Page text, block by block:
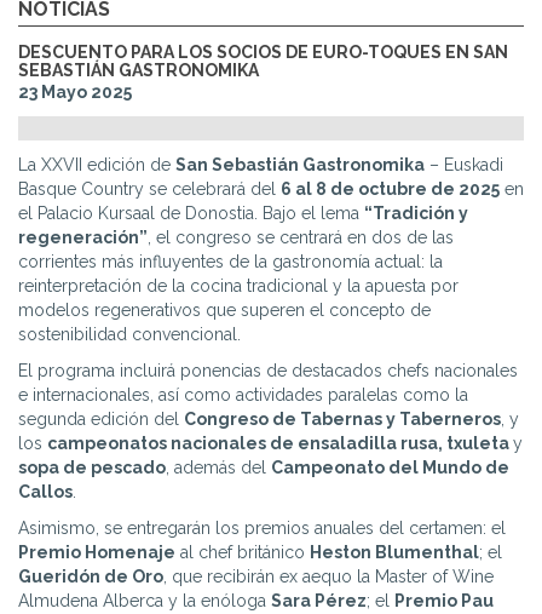
NOTICIAS
DESCUENTO PARA LOS SOCIOS DE EURO-TOQUES EN SAN
SEBASTIÁN GASTRONOMIKA
23 Mayo 2025
La XXVII edición de San Sebastián Gastronomika – Euskadi
Basque Country se celebrará del 6 al 8 de octubre de 2025 en
el Palacio Kursaal de Donostia. Bajo el lema “Tradición y
regeneración”, el congreso se centrará en dos de las
corrientes más influyentes de la gastronomía actual: la
reinterpretación de la cocina tradicional y la apuesta por
modelos regenerativos que superen el concepto de
sostenibilidad convencional.
El programa incluirá ponencias de destacados chefs nacionales
e internacionales, así como actividades paralelas como la
segunda edición del Congreso de Tabernas y Taberneros, y
los campeonatos nacionales de ensaladilla rusa, txuletay
sopa de pescado, además del Campeonato del Mundo de
Callos.
Asimismo, se entregarán los premios anuales del certamen: el
Premio Homenaje al chef británico Heston Blumenthal; el
Gueridón de Oro, que recibirán ex aequo la Master of Wine
Almudena Alberca y la enóloga Sara Pérez; el Premio Pau